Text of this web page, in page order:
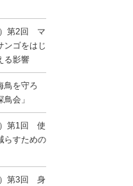
第2回 マ
ンゴをはじ
る影響
鳥を守ろ
会」
第1回 使
らすための
）第3回 身